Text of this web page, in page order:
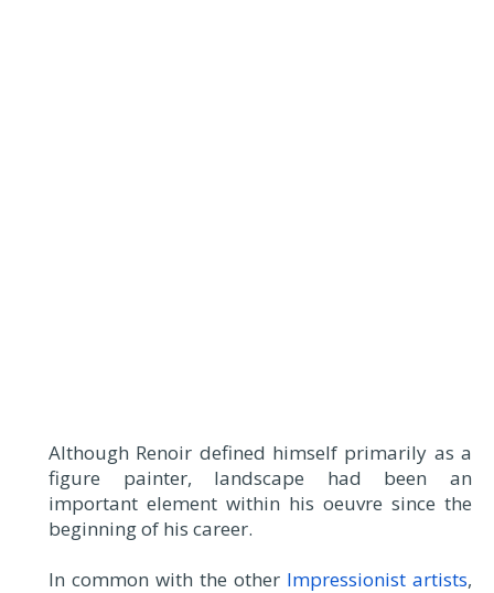
Although Renoir defined himself primarily as a
figure painter, landscape had been an
important element within his oeuvre since the
beginning of his career.
In common with the other Impressionist artists,